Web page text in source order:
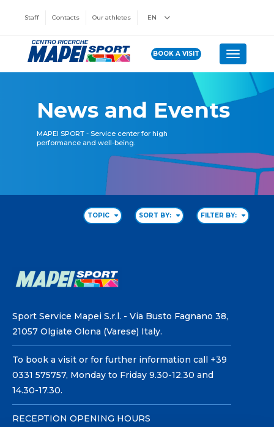
Staff Contacts Our athletes EN
BOOK A VISIT Toggle
News and Events
MAPEI SPORT - Service center for high
performance and well-being.
TOPIC SORT BY: FILTER BY:
Sport Service Mapei S.r.l. - Via Busto Fagnano 38,
21057 Olgiate Olona (Varese) Italy.
To book a visit or for further information call +39
0331 575757, Monday to Friday 9.30-12.30 and
14.30-17.30.
RECEPTION OPENING HOURS